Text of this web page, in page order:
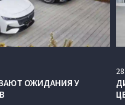
ОЖИДАНИЯ У
28